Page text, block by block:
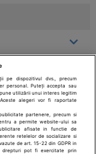
pe dispozitivul dvs., precum
personal. Puteți accepta sau
utilizării unui interes legitim
alegeri vor fi raportate
partenere, precum si
a permite website-ului sa
afisate in functie de
retelelor de socializare si
de art. 15-22 din GDPR in
drepturi pot fi exercitate prin